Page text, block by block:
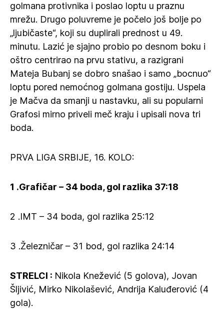
golmana protivnika i poslao loptu u praznu
mrežu. Drugo poluvreme je počelo još bolje po
„ljubičaste“, koji su duplirali prednost u 49.
minutu. Lazić je sjajno probio po desnom boku i
oštro centrirao na prvu stativu, a razigrani
Mateja Bubanj se dobro snašao i samo „bocnuo“
loptu pored nemoćnog golmana gostiju. Uspela
je Mačva da smanji u nastavku, ali su popularni
Grafosi mirno priveli meč kraju i upisali nova tri
boda.
PRVA LIGA SRBIJE, 16. KOLO:
1 .Grafičar – 34 boda, gol razlika 37:18
2 .IMT – 34 boda, gol razlika 25:12
3 .Železničar – 31 bod, gol razlika 24:14
STRELCI : Nikola Knežević (5 golova), Jovan
Šljivić, Mirko Nikolašević, Andrija Kaluđerović (4
gola).